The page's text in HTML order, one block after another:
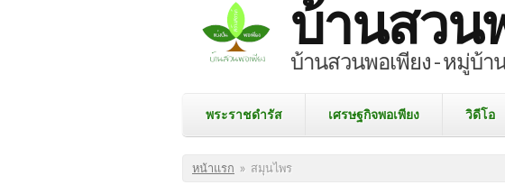
บ้านสวน
บ้านสวนพอเพียง - หมู่บ้า
พระราชดำรัส เศรษฐกิจพอเพียง วิดีโอ
คุณอยู่ที่นี่
หน้าแรก » สมุนไพร